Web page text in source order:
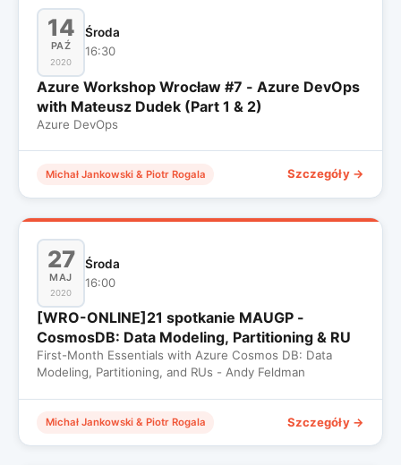
14
PAŹ
2020
Środa
16:30
Azure Workshop Wrocław #7 - Azure DevOps
with Mateusz Dudek (Part 1 & 2)
Azure DevOps
Michał Jankowski & Piotr Rogala Szczegóły →
27
MAJ
2020
Środa
16:00
[WRO-ONLINE]21 spotkanie MAUGP -
CosmosDB: Data Modeling, Partitioning & RU
First-Month Essentials with Azure Cosmos DB: Data
Modeling, Partitioning, and RUs - Andy Feldman
Michał Jankowski & Piotr Rogala Szczegóły →